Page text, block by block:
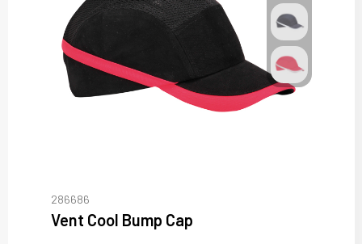
286686
Vent Cool Bump Cap